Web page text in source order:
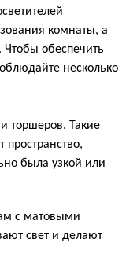
комнаты, а
Чтобы обеспечить
несколько
торшеров. Такие
была узкой или
с матовыми
свет и делают